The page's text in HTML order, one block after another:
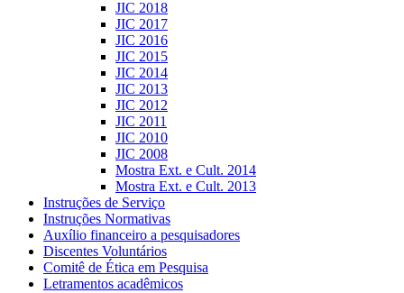
JIC 2018
JIC 2017
JIC 2016
JIC 2015
JIC 2014
JIC 2013
JIC 2012
JIC 2011
JIC 2010
JIC 2008
Mostra Ext. e Cult. 2014
Mostra Ext. e Cult. 2013
Instruções de Serviço
Instruções Normativas
Auxílio financeiro a pesquisadores
Discentes Voluntários
Comitê de Ética em Pesquisa
Letramentos acadêmicos